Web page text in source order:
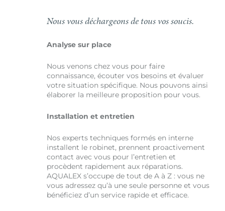
Nous vous déchargeons de tous vos soucis.
Analyse sur place
Nous venons chez vous pour faire
connaissance, écouter vos besoins et évaluer
votre situation spécifique. Nous pouvons ainsi
élaborer la meilleure proposition pour vous.
Installation et entretien
Nos experts techniques formés en interne
installent le robinet, prennent proactivement
contact avec vous pour l’entretien et
procèdent rapidement aux réparations.
AQUALEX s’occupe de tout de A à Z : vous ne
vous adressez qu’à une seule personne et vous
bénéficiez d’un service rapide et efficace.